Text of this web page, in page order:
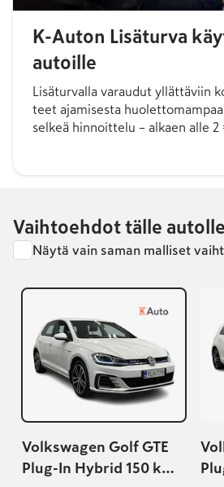
K-Auton Lisäturva
autoille
Lisäturvalla varaudut yllättäviin
teet ajamisesta
selkeä hinnoittelu – alkaen alle 2
Vaihtoehdot tälle autolle
Näytä vain saman malliset
Volkswagen Golf GTE
Plug-In Hybrid 150 kW